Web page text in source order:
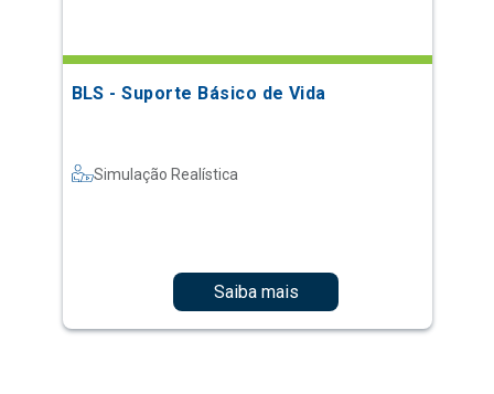
BLS - Suporte Básico de Vida
Simulação Realística
Saiba mais